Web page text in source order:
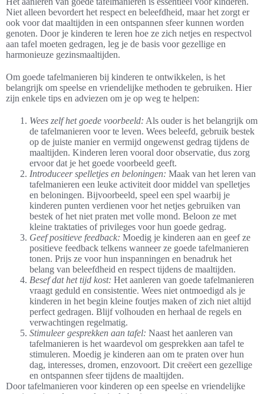
Niet alleen bevordert het respect en beleefdheid, maar het zorgt er
ook voor dat maaltijden in een ontspannen sfeer kunnen worden
genoten. Door je kinderen te leren hoe ze zich netjes en respectvol
aan tafel moeten gedragen, leg je de basis voor gezellige en
harmonieuze gezinsmaaltijden.
Om goede tafelmanieren bij kinderen te ontwikkelen, is het
belangrijk om speelse en vriendelijke methoden te gebruiken. Hier
zijn enkele tips en adviezen om je op weg te helpen:
Wees zelf het goede voorbeeld: Als ouder is het belangrijk om
de tafelmanieren voor te leven. Wees beleefd, gebruik bestek
op de juiste manier en vermijd ongewenst gedrag tijdens de
maaltijden. Kinderen leren vooral door observatie, dus zorg
ervoor dat je het goede voorbeeld geeft.
Introduceer spelletjes en beloningen: Maak van het leren van
tafelmanieren een leuke activiteit door middel van spelletjes
en beloningen. Bijvoorbeeld, speel een spel waarbij je
kinderen punten verdienen voor het netjes gebruiken van
bestek of het niet praten met volle mond. Beloon ze met
kleine traktaties of privileges voor hun goede gedrag.
Geef positieve feedback: Moedig je kinderen aan en geef ze
positieve feedback telkens wanneer ze goede tafelmanieren
tonen. Prijs ze voor hun inspanningen en benadruk het
belang van beleefdheid en respect tijdens de maaltijden.
Besef dat het tijd kost: Het aanleren van goede tafelmanieren
vraagt geduld en consistentie. Wees niet ontmoedigd als je
kinderen in het begin kleine foutjes maken of zich niet altijd
perfect gedragen. Blijf volhouden en herhaal de regels en
verwachtingen regelmatig.
Stimuleer gesprekken aan tafel: Naast het aanleren van
tafelmanieren is het waardevol om gesprekken aan tafel te
stimuleren. Moedig je kinderen aan om te praten over hun
dag, interesses, dromen, enzovoort. Dit creëert een gezellige
en ontspannen sfeer tijdens de maaltijden.
Door tafelmanieren voor kinderen op een speelse en vriendelijke